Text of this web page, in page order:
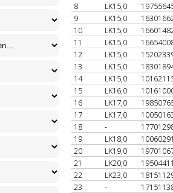
8
LK15,0
9
LK15,0
10
LK15,0
11
LK15,0
12
LK15,0
13
LK15,0
14
LK15,0
15
LK16,0
16
LK17,0
17
LK17,0
18
-
19
LK18,0
20
LK19,0
21
LK20,0
22
LK23,0
23
-